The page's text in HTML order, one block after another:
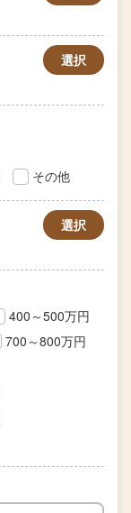
選択
その他
選択
400～500万円
700～800万円